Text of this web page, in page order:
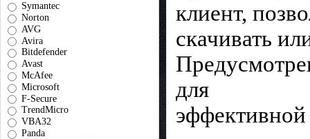
Symantec
Norton
AVG
Avira
Bitdefender
Avast
McAfee
Microsoft
F-Secure
TrendMicro
VBA32
Panda
клиент,
скачивать
для